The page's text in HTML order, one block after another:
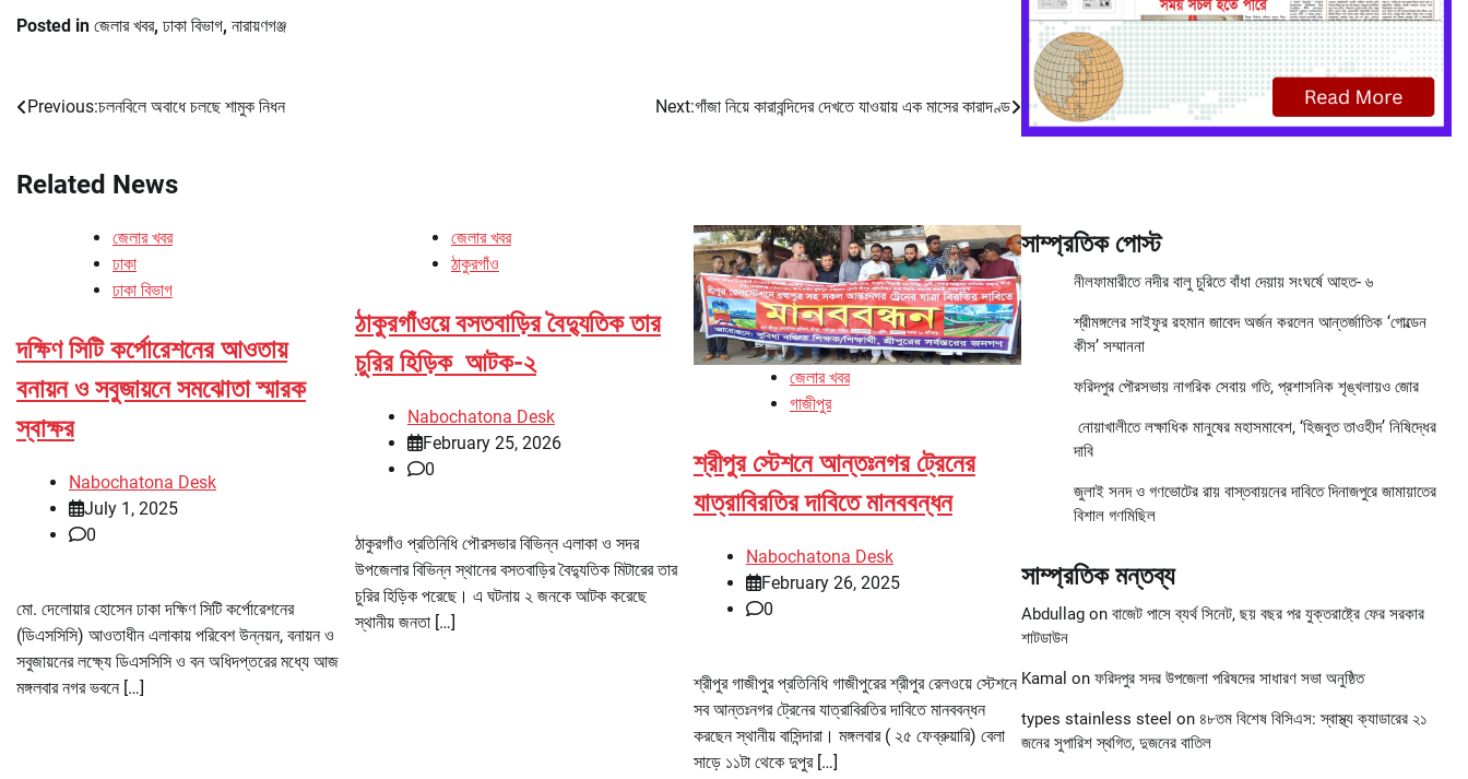
Posted in জেলার খবর, ঢাকা বিভাগ, নারায়ণগঞ্জ
Post
Previous:চলনবিলে অবাধে চলছে শামুক নিধন Next:গাঁজা নিয়ে কারাবন্দিদের দেখতে যাওয়ায় এক মাসের কারাদণ্ড
Related News
জেলার খবর
ঢাকা
ঢাকা বিভাগ
দক্ষিণ সিটি কর্পোরেশনের আওতায়
বনায়ন ও সবুজায়নে সমঝোতা স্মারক
স্বাক্ষর
Nabochatona Desk
July 1, 2025
0
মো. দেলোয়ার হোসেন ঢাকা দক্ষিণ সিটি কর্পোরেশনের
(ডিএসসিসি) আওতাধীন এলাকায় পরিবেশ উন্নয়ন, বনায়ন ও
সবুজায়নের লক্ষ্যে ডিএসসিসি ও বন অধিদপ্তরের মধ্যে আজ
মঙ্গলবার নগর ভবনে […]
জেলার খবর
ঠাকুরগাঁও
ঠাকুরগাঁওয়ে বসতবাড়ির বৈদ্যুতিক তার
চুরির হিড়িক আটক-২
Nabochatona Desk
February 25, 2026
0
ঠাকুরগাঁও প্রতিনিধি পৌরসভার বিভিন্ন এলাকা ও সদর
উপজেলার বিভিন্ন স্থানের বসতবাড়ির বৈদ্যুতিক মিটারের তার
চুরির হিড়িক পরেছে। এ ঘটনায় ২ জনকে আটক করেছে
স্থানীয় জনতা […]
জেলার খবর
গাজীপুর
শ্রীপুর স্টেশনে আন্তঃনগর ট্রেনের
যাত্রাবিরতির দাবিতে মানববন্ধন
Nabochatona Desk
February 26, 2025
0
শ্রীপুর গাজীপুর প্রতিনিধি গাজীপুরের শ্রীপুর রেলওয়ে স্টেশনে
সব আন্তঃনগর ট্রেনের যাত্রাবিরতির দাবিতে মানববন্ধন
করছেন স্থানীয় বাসিন্দারা। মঙ্গলবার ( ২৫ ফেব্রুয়ারি) বেলা
সাড়ে ১১টা থেকে দুপুর […]
সাম্প্রতিক পোস্ট
নীলফামারীতে নদীর বালু চুরিতে বাঁধা দেয়ায় সংঘর্ষে আহত- ৬
শ্রীমঙ্গলের সাইফুর রহমান জাবেদ অর্জন করলেন আন্তর্জাতিক ‘গোল্ডেন
কীস’ সম্মাননা
ফরিদপুর পৌরসভায় নাগরিক সেবায় গতি, প্রশাসনিক শৃঙ্খলায়ও জোর
নোয়াখালীতে লক্ষাধিক মানুষের মহাসমাবেশ, ‘হিজবুত তাওহীদ’ নিষিদ্ধের
দাবি
জুলাই সনদ ও গণভোটের রায় বাস্তবায়নের দাবিতে দিনাজপুরে জামায়াতের
বিশাল গণমিছিল
সাম্প্রতিক মন্তব্য
Abdullagon বাজেট পাসে ব্যর্থ সিনেট, ছয় বছর পর যুক্তরাষ্ট্রে ফের সরকার
শাটডাউন
Kamal on ফরিদপুর সদর উপজেলা পরিষদের সাধারণ সভা অনুষ্ঠিত
types stainless steel on ৪৮তম বিশেষ বিসিএস: স্বাস্থ্য ক্যাডারের ২১
জনের সুপারিশ স্থগিত, দুজনের বাতিল